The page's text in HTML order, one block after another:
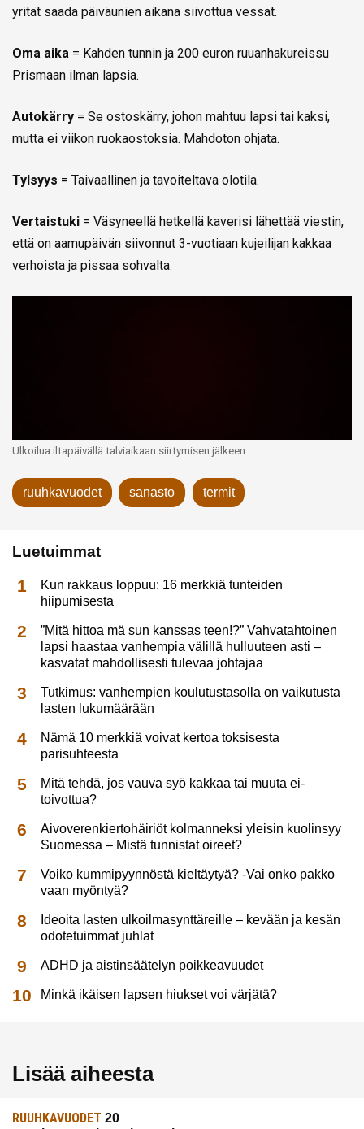
yrität saada päiväunien aikana siivottua vessat.
Oma aika = Kahden tunnin ja 200 euron ruuanhakureissu
Prismaan ilman lapsia.
Autokärry = Se ostoskärry, johon mahtuu lapsi tai kaksi,
mutta ei viikon ruokaostoksia. Mahdoton ohjata.
Tylsyys = Taivaallinen ja tavoiteltava olotila.
Vertaistuki = Väsyneellä hetkellä kaverisi lähettää viestin,
että on aamupäivän siivonnut 3-vuotiaan kujeilijan kakkaa
verhoista ja pissaa sohvalta.
Ulkoilua iltapäivällä talviaikaan siirtymisen jälkeen.
ruuhkavuodet sanasto termit
Luetuimmat
Kun rakkaus loppuu: 16 merkkiä tunteiden
hiipumisesta
”Mitä hittoa mä sun kanssas teen!?” Vahvatahtoinen
lapsi haastaa vanhempia välillä hulluuteen asti –
kasvatat mahdollisesti tulevaa johtajaa
Tutkimus: vanhempien koulutustasolla on vaikutusta
lasten lukumäärään
Nämä 10 merkkiä voivat kertoa toksisesta
parisuhteesta
Mitä tehdä, jos vauva syö kakkaa tai muuta ei-
toivottua?
Aivoverenkiertohäiriöt kolmanneksi yleisin kuolinsyy
Suomessa – Mistä tunnistat oireet?
Voiko kummipyynnöstä kieltäytyä? -Vai onko pakko
vaan myöntyä?
Ideoita lasten ulkoilmasynttäreille – kevään ja kesän
odotetuimmat juhlat
ADHD ja aistinsäätelyn poikkeavuudet
Minkä ikäisen lapsen hiukset voi värjätä?
Lisää aiheesta
RUUHKAVUODET 20